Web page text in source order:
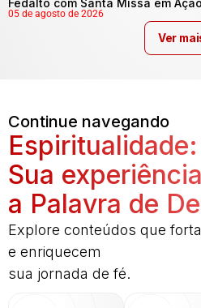
Fedalto com Santa Missa em
05 de agosto de 2026
Ver
Continue navegando
Espiritualidade:
Sua
a Palavra de
Explore conteúdos que
e enriquecem
sua jornada de fé.